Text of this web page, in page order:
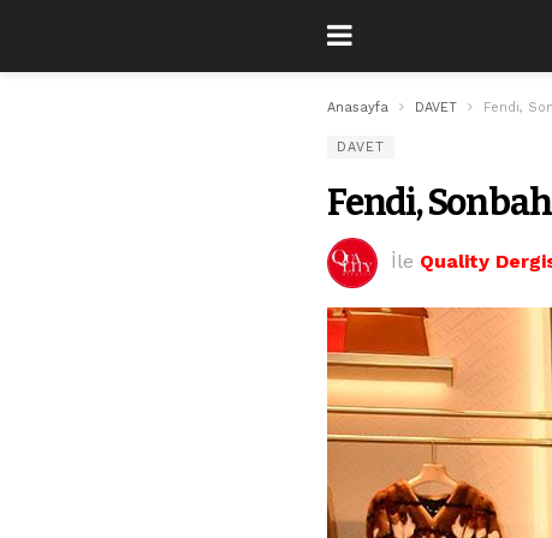
Anasayfa DAVET Fendi,
DAVET
Fendi,
İle Quality